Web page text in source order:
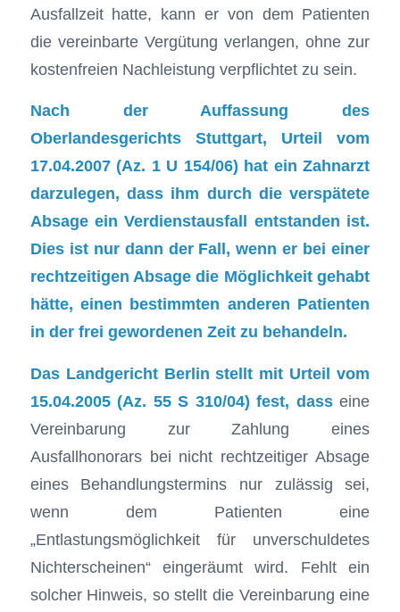
Ausfallzeit hatte, kann er von dem Patienten
die vereinbarte Vergütung verlangen, ohne zur
kostenfreien Nachleistung verpflichtet zu sein.
Nach der Auffassung des
Oberlandesgerichts Stuttgart, Urteil vom
17.04.2007 (Az. 1 U 154/06) hat ein Zahnarzt
darzulegen, dass ihm durch die verspätete
Absage ein Verdienstausfall entstanden ist.
Dies ist nur dann der Fall, wenn er bei einer
rechtzeitigen Absage die Möglichkeit gehabt
hätte, einen bestimmten anderen Patienten
in der frei gewordenen Zeit zu behandeln.
Das Landgericht Berlin stellt mit Urteil vom
15.04.2005 (Az. 55 S 310/04) fest, dasseine
Vereinbarung zur Zahlung eines
Ausfallhonorars bei nicht rechtzeitiger Absage
eines Behandlungstermins nur zulässig sei,
wenn dem Patienten eine
„Entlastungsmöglichkeit für unverschuldetes
Nichterscheinen“ eingeräumt wird. Fehlt ein
solcher Hinweis, so stellt die Vereinbarung eine